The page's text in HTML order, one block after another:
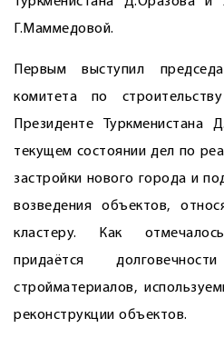
Г.Маммедовой.
Первым выступил
комитета по
Президенте
текущем состоянии дел по
застройки нового города и
возведения объектов,
кластеру. Как
придаётся
стройматериалов,
реконструкции объектов.